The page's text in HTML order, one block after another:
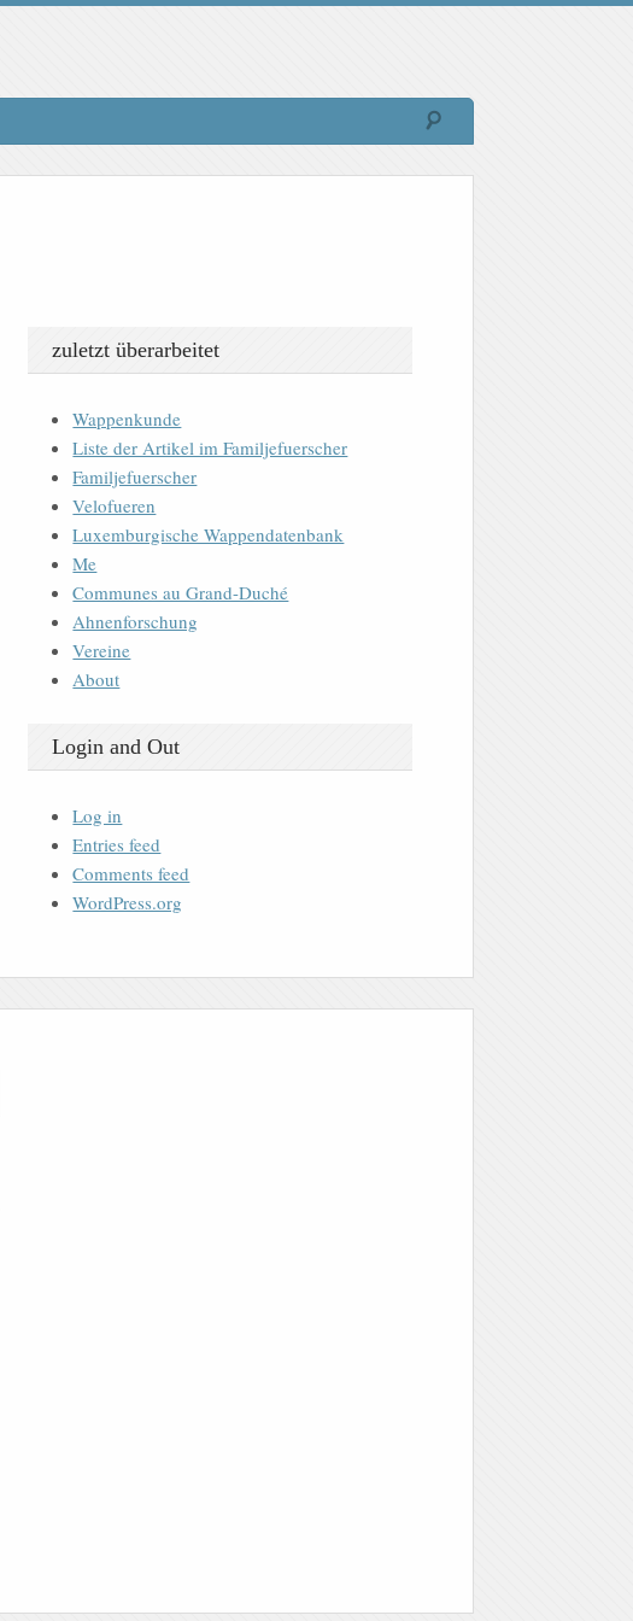
zuletzt überarbeitet
Wappenkunde
Liste der Artikel im Familjefuerscher
Familjefuerscher
Velofueren
Luxemburgische Wappendatenbank
Me
Communes au Grand-Duché
Ahnenforschung
Vereine
About
Login and Out
Log in
Entries feed
Comments feed
WordPress.org